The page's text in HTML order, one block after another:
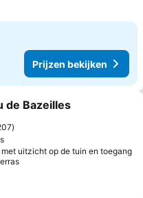
Prijzen bekijken
aan favorieten
de Bazeilles
met uitzicht op de tuin en toegang